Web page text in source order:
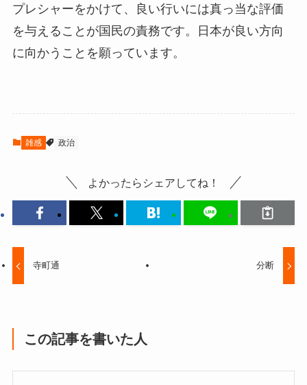
プレシャーをかけて、良い行いには真っ当な評価
を与えることが国民の責務です。日本が良い方向
に向かうことを願っています。
雑感 政治
よかったらシェアしてね！
寺町通 分断
この記事を書いた人